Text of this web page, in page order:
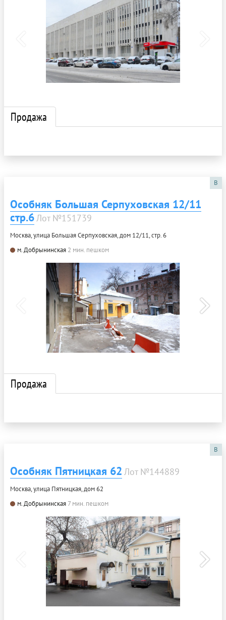
Продажа
B
Особняк Большая Серпуховская 12/11
стр.6Лот №151739
Москва, улица Большая Серпуховская, дом 12/11, стр. 6
м. Добрынинская 2 мин. пешком
Продажа
B
Особняк Пятницкая 62 Лот №144889
Москва, улица Пятницкая, дом 62
м. Добрынинская 7 мин. пешком